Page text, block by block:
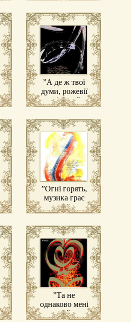
”А де ж твої
думи, рожевії
квіти …”
”Огні горять,
музика грає
…”
”Та не
однаково мені
…”